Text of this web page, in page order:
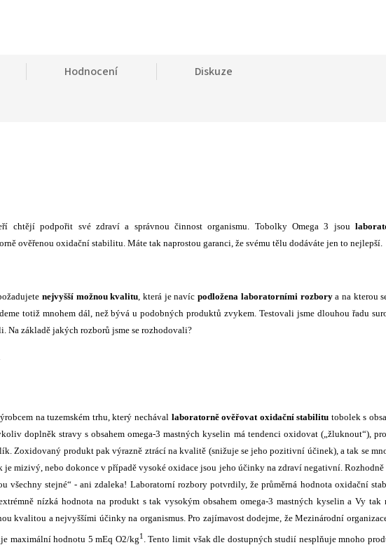
Hodnocení Diskuze
chtějí podpořit své zdraví a správnou činnost organismu. Tobolky Omega 3 jsou
ověřenou oxidační stabilitu. Máte tak naprostou garanci, že svému tělu dodáváte jen to nejlepší.
nejvyšší možnou kvalitu, která je navícpodložena laboratorními rozborya na kterou
totiž mnohem dál, než bývá u podobných produktů zvykem. Testovali jsme dlouhou řadu
Na základě jakých rozborů jsme se rozhodovali?
na tuzemském trhu, který nechával laboratorně ověřovat oxidační stabilitu tobolek s
doplněk stravy s obsahem omega-3 mastných kyselin má tendenci oxidovat („žluknout“),
Zoxidovaný produkt pak výrazně ztrácí na kvalitě (snižuje se jeho pozitivní účinek), a tak se
mizivý, nebo dokonce v případě vysoké oxidace jsou jeho účinky na zdraví negativní. Rozhodně
všechny stejné“ - ani zdaleka! Laboratorní rozbory potvrdily, že průměrná hodnota oxidační
nízká hodnota na produkt s tak vysokým obsahem omega-3 mastných kyselin a Vy tak
kvalitou a nejvyššími účinky na organismus. Pro zajímavost dodejme, že Mezinárodní
maximální hodnotu 5 mEq O2/kg1
. Tento limit však dle dostupných studií nesplňuje mnoho